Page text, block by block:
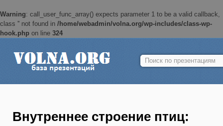
Warning: call_user_func_array() expects parameter 1 to be a valid callback,
class '' not found in /home/webadmin/volna.org/wp-includes/class-wp-
hook.php on line 324
Найти:
Внутреннее строение птиц: